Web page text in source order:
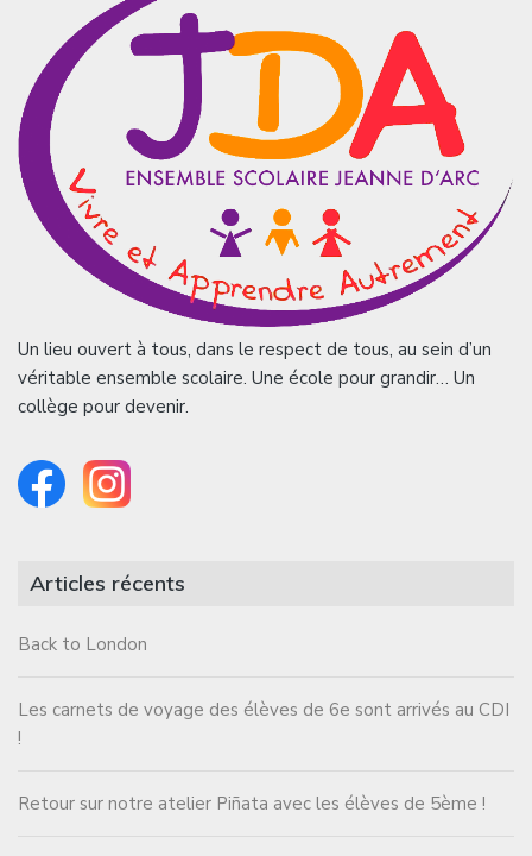
Un lieu ouvert à tous, dans le respect de tous, au sein d’un
véritable ensemble scolaire. Une école pour grandir… Un
collège pour devenir.
Articles récents
Back to London
Les carnets de voyage des élèves de 6e sont arrivés au CDI
!
Retour sur notre atelier Piñata avec les élèves de 5ème !